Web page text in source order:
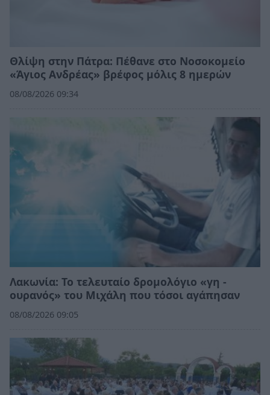
Θλίψη στην Πάτρα: Πέθανε στο Νοσοκομείο
«Άγιος Ανδρέας» βρέφος μόλις 8 ημερών
08/08/2026 09:34
Λακωνία: Το τελευταίο δρομολόγιο «γη -
ουρανός» του Μιχάλη που τόσοι αγάπησαν
08/08/2026 09:05